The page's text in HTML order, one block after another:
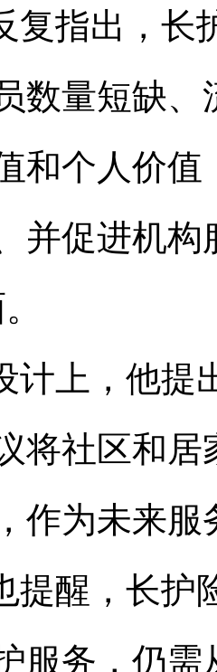
复指出，长
数量短缺
和个人价
并促进机构
计上，他提
将社区和
作为未来
提醒，长护
服务，仍需